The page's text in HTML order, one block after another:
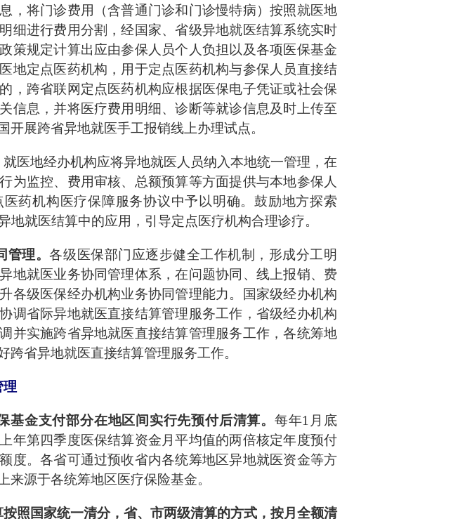
，将门诊费用（含普通门诊和门诊慢特病）按照就医地
细进行费用分割，经国家、省级异地就医结算系统实时
策规定计算出应由参保人员个人负担以及各项医保基金
地定点医药机构，用于定点医药机构与参保人员直接结
，跨省联网定点医药机构应根据医保电子凭证或社会保
信息，并将医疗费用明细、诊断等就诊信息及时上传至
开展跨省异地就医手工报销线上办理试点。
就医地经办机构应将异地就医人员纳入本地统一管理，在
为监控、费用审核、总额预算等方面提供与本地参保人
药机构医疗保障服务协议中予以明确。鼓励地方探索
地就医结算中的应用，引导定点医疗机构合理诊疗。
管理。各级医保部门应逐步健全工作机制，形成分工明
地就医业务协同管理体系，在问题协同、线上报销、费
各级医保经办机构业务协同管理能力。国家级经办机构
调省际异地就医直接结算管理服务工作，省级经办机构
并实施跨省异地就医直接结算管理服务工作，各统筹地
跨省异地就医直接结算管理服务工作。
理
基金支付部分在地区间实行先预付后清算。 每年1月底
年第四季度医保结算资金月平均值的两倍核定年度预付
度。各省可通过预收省内各统筹地区异地就医资金等方
源于各统筹地区医疗保险基金。
按照国家统一清分，省、市两级清算的方式，按月全额清